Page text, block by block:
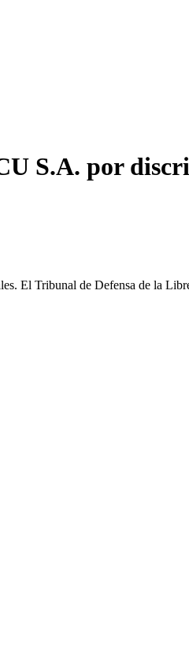
S.A. por
El Tribunal de Defensa de la